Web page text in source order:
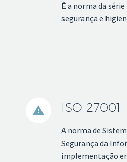
É a norma da
segurança e

 ISO 27001
A norma de
Segurança da
implementação